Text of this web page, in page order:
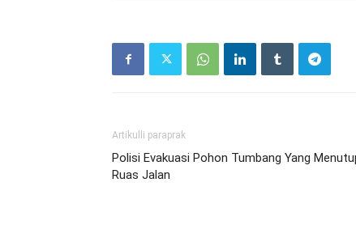
Artikulli paraprak
Polisi Evakuasi Pohon Tumbang Yang
Ruas Jalan